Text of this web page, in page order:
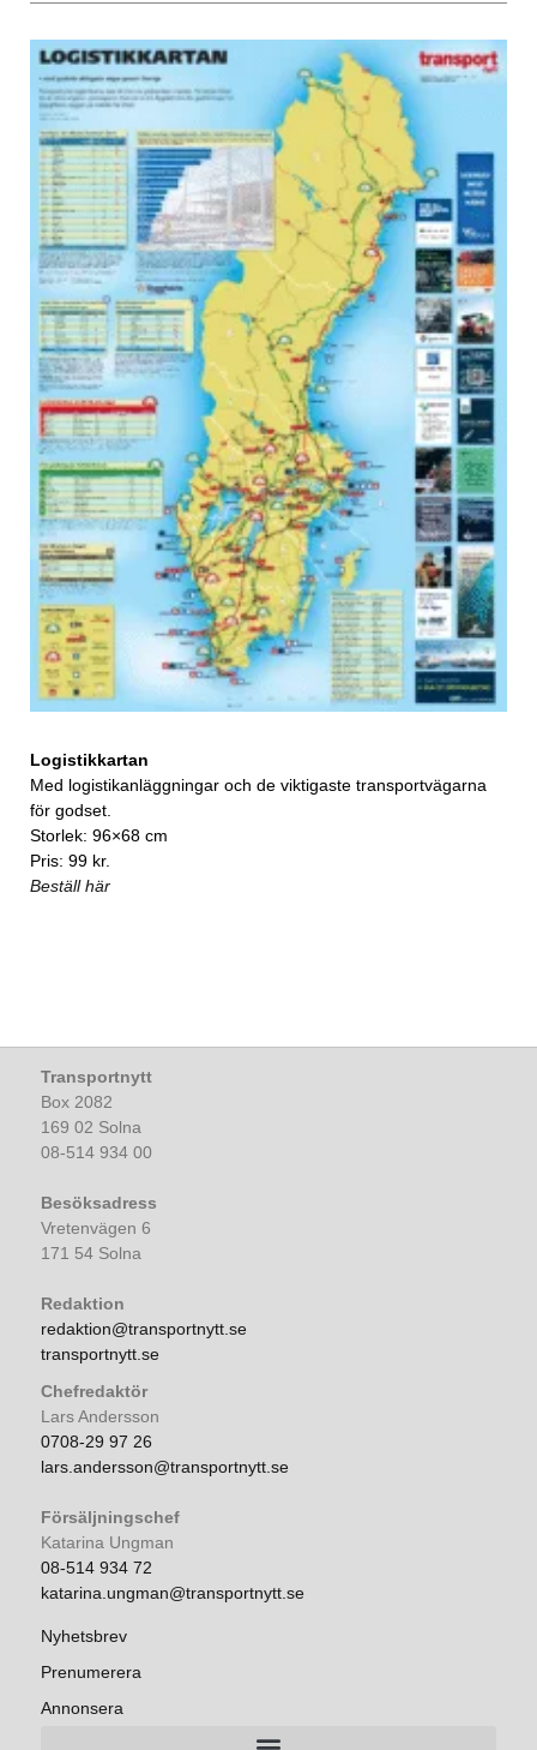
Logistikkartan
Med logistikanläggningar och de viktigaste transportvägarna
för godset.
Storlek: 96×68 cm
Pris: 99 kr.
Beställ här
Transportnytt
Box 2082
169 02 Solna
08-514 934 00
Besöksadress
Vretenvägen 6
171 54 Solna
Redaktion
redaktion@transportnytt.se
transportnytt.se
Chefredaktör
Lars Andersson
0708-29 97 26
lars.andersson@transportnytt.se
Försäljningschef
Katarina Ungman
08-514 934 72
katarina.ungman@transportnytt.se
Nyhetsbrev
Prenumerera
Annonsera